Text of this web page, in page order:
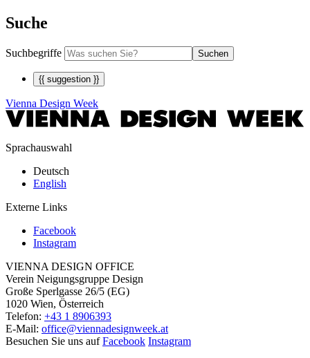
Suche
Suchbegriffe Suchen
{{ suggestion }}
Vienna Design Week
Sprachauswahl
Deutsch
English
Externe Links
Facebook
Instagram
VIENNA DESIGN OFFICE
Verein Neigungsgruppe Design
Große Sperlgasse 26/5 (EG)
1020 Wien, Österreich
Telefon: +43 1 8906393
E-Mail: office@viennadesignweek.at
Besuchen Sie uns aufFacebook Instagram